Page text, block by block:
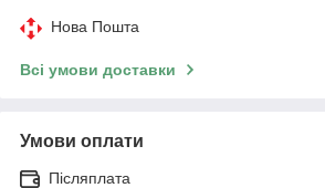
Нова Пошта
Всі умови доставки
Умови оплати
Післяплата